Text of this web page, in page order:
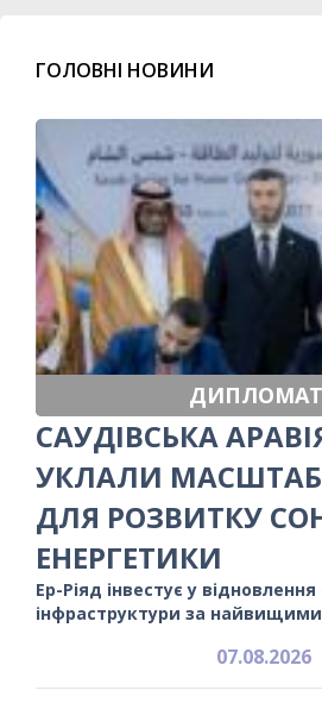
ГОЛОВНІ НОВИНИ
САУДІВСЬКА
УКЛАЛИ
ДЛЯ РОЗВИТКУ
ЕНЕРГЕТИКИ
Ер-Ріяд інвестує у відновлення
інфраструктури за
07.08.2026